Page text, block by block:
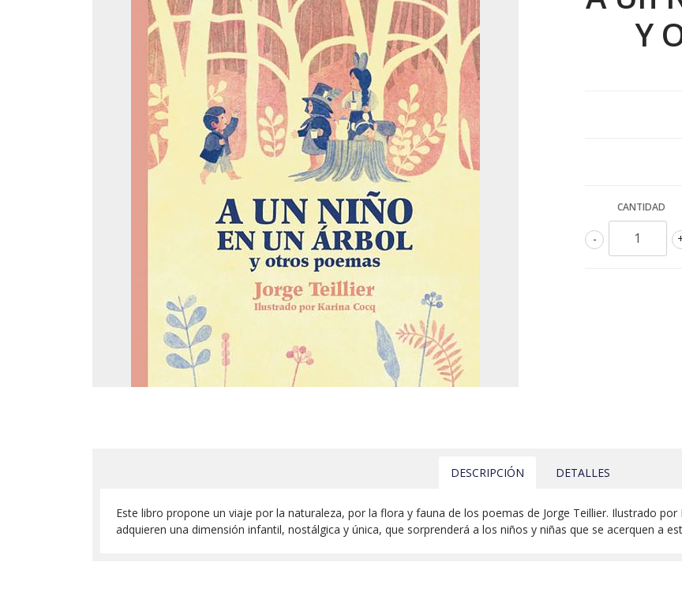
Y
CANTIDAD
-
DESCRIPCIÓN DETALLES
Este libro propone un viaje por la naturaleza, por la flora y fauna de los poemas de Jorge Teillier. Ilustrado
adquieren una dimensión infantil, nostálgica y única, que sorprenderá a los niños y niñas que se acerquen a